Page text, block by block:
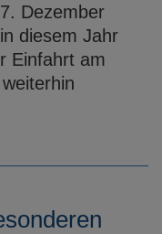
Dezember
diesem Jahr
Einfahrt am